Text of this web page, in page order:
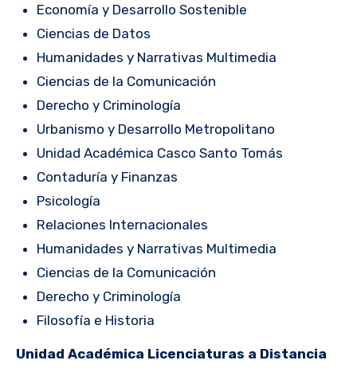
Economía y Desarrollo Sostenible
Ciencias de Datos
Humanidades y Narrativas Multimedia
Ciencias de la Comunicación
Derecho y Criminología
Urbanismo y Desarrollo Metropolitano
Unidad Académica Casco Santo Tomás
Contaduría y Finanzas
Psicología
Relaciones Internacionales
Humanidades y Narrativas Multimedia
Ciencias de la Comunicación
Derecho y Criminología
Filosofía e Historia
Unidad Académica Licenciaturas a Distancia